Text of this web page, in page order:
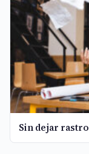
Sin dejar rastro